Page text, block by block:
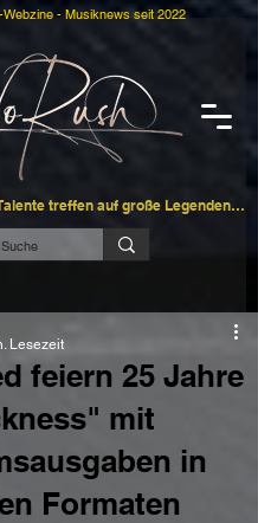
treffen auf große Legenden…
- Musiknews seit 2022
feiern 25 Jahre
mit
in
Formaten
Lesezeit